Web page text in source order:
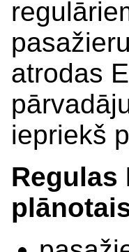
atrodas
iepriekš
Regulas